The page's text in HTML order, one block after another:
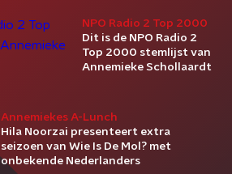
NPO Radio 2 Top 2000
Dit is de NPO Radio 2
Top 2000 stemlijst van
Annemieke Schollaardt
Annemiekes A-Lunch
Hila Noorzai presenteert extra
seizoen van Wie Is De Mol? met
onbekende Nederlanders